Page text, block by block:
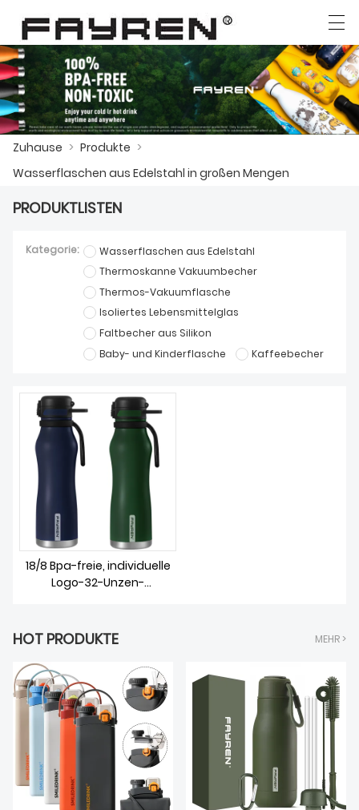
KONTAKTIERE UNS
العربية Deutsch Ελληνική γλώσσα English
Zuhause > Produkte >
Wasserflaschen aus Edelstahl in großen Mengen
PRODUKTLISTEN
Kategorie:
Wasserflaschen aus Edelstahl
Thermoskanne Vakuumbecher
Thermos-Vakuumflasche
Isoliertes Lebensmittelglas
Faltbecher aus Silikon
Baby- und Kinderflasche
Kaffeebecher
18/8 Bpa-freie, individuelle
Logo-32-Unzen-
vakuumisolierte Edelstahl-
Wasserflasche
HOT PRODUKTE MEHR >